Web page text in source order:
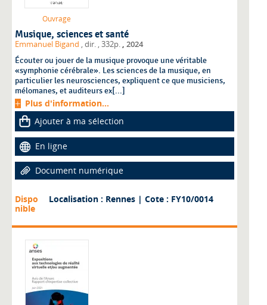
Ouvrage
Musique, sciences et santé
Emmanuel Bigand , dir., 332p. , 2024
Écouter ou jouer de la musique provoque une véritable
«symphonie cérébrale». Les sciences de la musique, en
particulier les neurosciences, expliquent ce que musiciens,
mélomanes, et auditeurs ex[...]
Plus d'information...
Ajouter à ma sélection
En ligne
Document numérique
Dispo
nible
Localisation : Rennes | Cote : FY10/0014